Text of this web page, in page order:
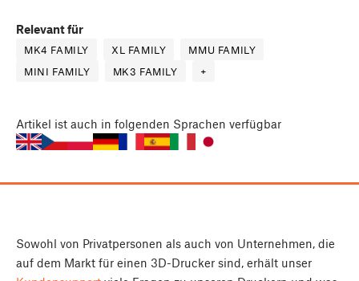
Relevant für
MK4 FAMILY XL FAMILY
MMU FAMILY
MINI FAMILY
MK3 FAMILY +
Artikel ist auch in folgenden Sprachen verfügbar
Sowohl von Privatpersonen als auch von Unternehmen, die
auf dem Markt für einen 3D-Drucker sind, erhält unser